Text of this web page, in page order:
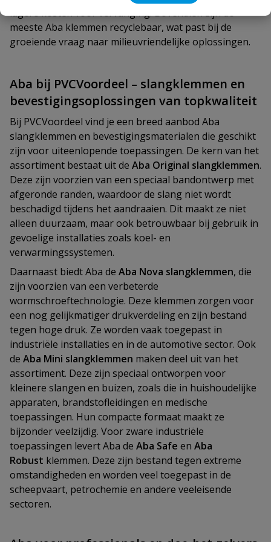
lagere kosten voor vervanging. Bovendien zijn de
meeste Aba klemmen recyclebaar, wat past bij de
groeiende vraag naar milieuvriendelijke oplossingen.
Aba bij PVCVoordeel – slangklemmen en
bevestigingsoplossingen van topkwaliteit
Bij PVCVoordeel vind je een breed aanbod Aba
slangklemmen en bevestigingsmaterialen die geschikt
zijn voor uiteenlopende toepassingen. De kern van het
assortiment bestaat uit de Aba Original slangklemmen.
Deze zijn voorzien van een speciaal bandontwerp met
afgeronde randen, waardoor de slang niet wordt
beschadigd tijdens het aandraaien. Dit maakt ze niet
alleen duurzaam, maar ook betrouwbaar bij gebruik in
gevoelige installaties zoals koel- en
verwarmingssystemen.
Daarnaast biedt Aba de Aba Nova slangklemmen, die
zijn voorzien van een verbeterde
wormschroeftechnologie. Deze klemmen zorgen voor
een nog gelijkmatiger drukverdeling en zijn bestand
tegen hoge druk. Ze worden vaak toegepast in
industriële installaties en in de automotive sector. Ook
de Aba Mini slangklemmen maken deel uit van het
assortiment. Deze zijn speciaal ontworpen voor
kleinere slangen en buizen, zoals die in huishoudelijke
apparaten, brandstofleidingen en medische
toepassingen. Hun compacte formaat maakt ze
bijzonder veelzijdig. Voor zware industriële
toepassingen levert Aba de Aba Safe en Aba
Robust klemmen. Deze zijn bestand tegen extreme
omstandigheden en worden veel toegepast in de
scheepvaart, petrochemie en andere veeleisende
sectoren.